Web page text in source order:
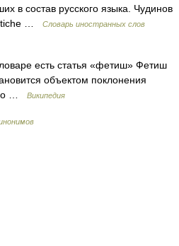
в состав русского языка. Чудинов
…
Словарь иностранных слов
есть статья «фетиш» Фетиш
объектом поклонения
…
Википедия